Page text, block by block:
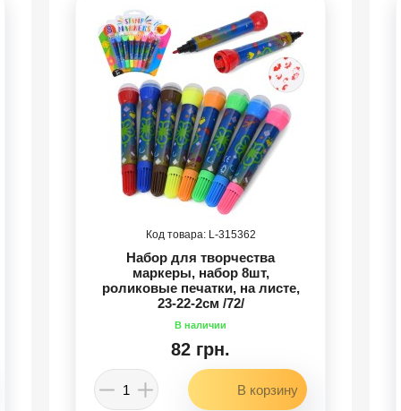
315362
Набор для творчества
маркеры, набор 8шт,
роликовые печатки, на листе,
23-22-2см /72/
82 грн.